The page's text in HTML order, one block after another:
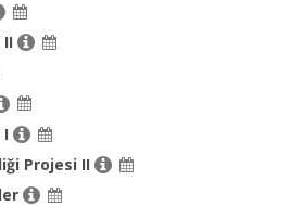
II
I
Projesi II